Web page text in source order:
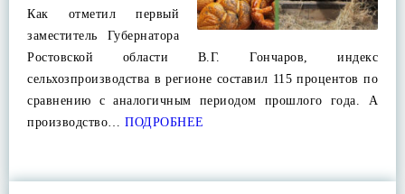
Как отметил первый
заместитель Губернатора
Ростовской области В.Г. Гончаров, индекс
сельхозпроизводства в регионе составил 115 процентов по
сравнению с аналогичным периодом прошлого года. А
производство… ПОДРОБНЕЕ